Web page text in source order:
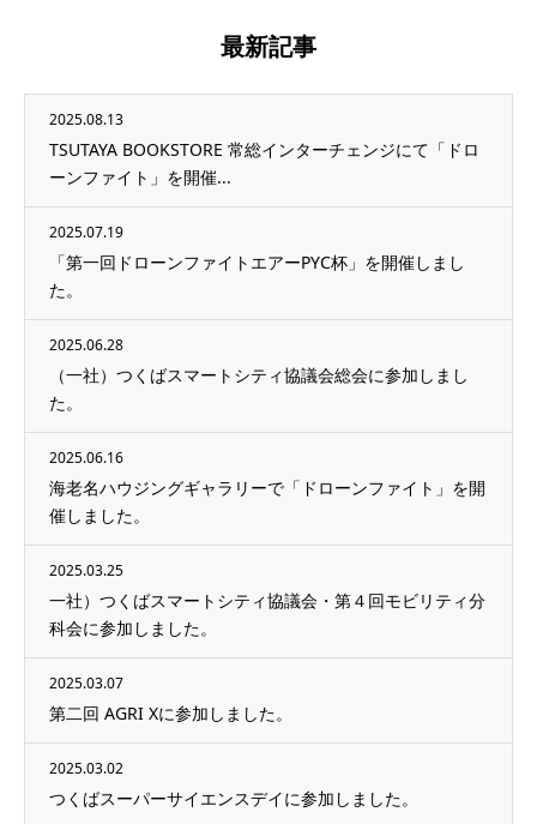
最新記事
2025.08.13
TSUTAYA BOOKSTORE 常総インターチェンジにて「ドロ
ーンファイト」を開催...
2025.07.19
「第一回ドローンファイトエアーPYC杯」を開催しまし
た。
2025.06.28
（一社）つくばスマートシティ協議会総会に参加しまし
た。
2025.06.16
海老名ハウジングギャラリーで「ドローンファイト」を開
催しました。
2025.03.25
一社）つくばスマートシティ協議会・第４回モビリティ分
科会に参加しました。
2025.03.07
第二回 AGRI Xに参加しました。
2025.03.02
つくばスーパーサイエンスデイに参加しました。